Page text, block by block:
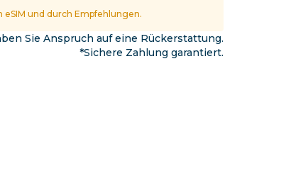
eSIM und durch Empfehlungen.
Sie Anspruch auf eine Rückerstattung.
*Sichere Zahlung garantiert.